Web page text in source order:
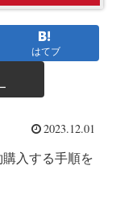
はてブ
2023.12.01
入する手順を